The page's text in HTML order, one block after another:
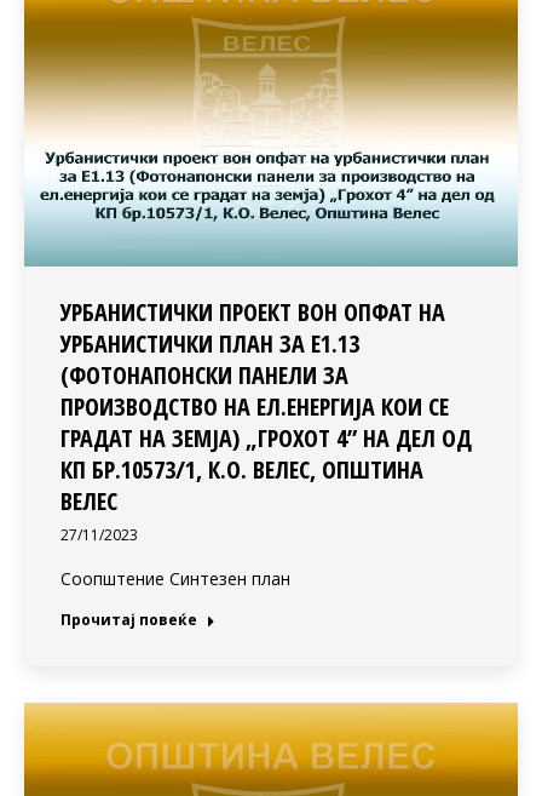
УРБАНИСТИЧКИ ПРОЕКТ ВОН ОПФАТ НА
УРБАНИСТИЧКИ ПЛАН ЗА Е1.13
(ФОТОНАПОНСКИ ПАНЕЛИ ЗА
ПРОИЗВОДСТВО НА ЕЛ.ЕНЕРГИЈА КОИ СЕ
ГРАДАТ НА ЗЕМЈА) „ГРОХОТ 4” НА ДЕЛ ОД
КП БР.10573/1, К.О. ВЕЛЕС, ОПШТИНА
ВЕЛЕС
27/11/2023
Соопштение Синтезен план
Прочитај повеќе